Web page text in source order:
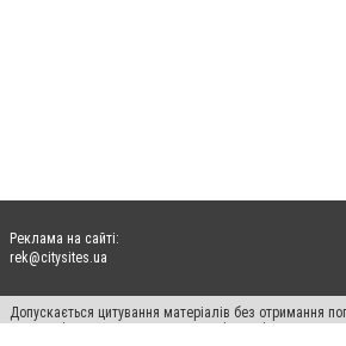
Реклама на сайті:
rek@citysites.ua
Допускається цитування матеріалів без отримання
систем гіперпосилання на цитовані статті не нижче